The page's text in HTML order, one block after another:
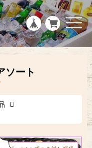
t
o
g
g
g
o
ソート
g
l
e
n
a
v
i
n